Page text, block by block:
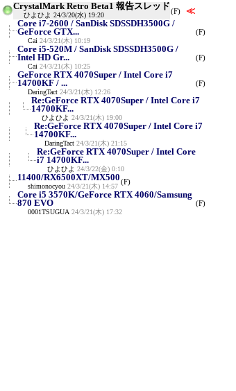
CrystalMark Retro Beta1 報告スレッド
ひよひよ 24/3/20(水) 19:20 (F)
≪
Core i7-2600 / SanDisk SDSSDH3500G /
GeForce GTX...
Cai 24/3/21(木) 10:19
(F)
Core i5-520M / SanDisk SDSSDH3500G /
Intel HD Gr...
Cai 24/3/21(木) 10:25
(F)
GeForce RTX 4070Super / Intel Core i7
14700KF / ...
DaringTact 24/3/21(木) 12:26
(F)
Re:GeForce RTX 4070Super / Intel Core i7
14700KF...
ひよひよ 24/3/21(木) 19:00
Re:GeForce RTX 4070Super / Intel Core i7
14700KF...
DaringTact 24/3/21(木) 21:15
Re:GeForce RTX 4070Super / Intel Core
i7 14700KF...
ひよひよ 24/3/22(金) 0:10
11400/RX6500XT/MX500
shimonocyou 24/3/21(木) 14:57
(F)
Core i5 3570K/GeForce RTX 4060/Samsung
870 EVO
0001TSUGUA 24/3/21(木) 17:32
(F)